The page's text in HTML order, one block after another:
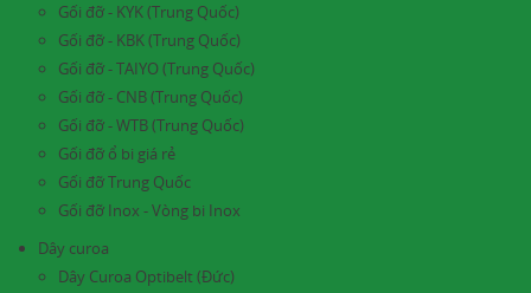
Gối đỡ - KYK (Trung Quốc)
Gối đỡ - KBK (Trung Quốc)
Gối đỡ - TAIYO (Trung Quốc)
Gối đỡ - CNB (Trung Quốc)
Gối đỡ - WTB (Trung Quốc)
Gối đỡ ổ bi giá rẻ
Gối đỡ Trung Quốc
Gối đỡ Inox - Vòng bi Inox
Dây curoa
Dây Curoa Optibelt (Đức)